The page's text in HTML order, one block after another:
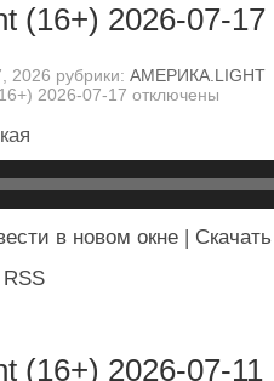
(16+) 2026-07-17
2026 рубрики: АМЕРИКА.LIGHT
2026-07-17 отключены
в новом окне | Скачать
RSS
(16+) 2026-07-11